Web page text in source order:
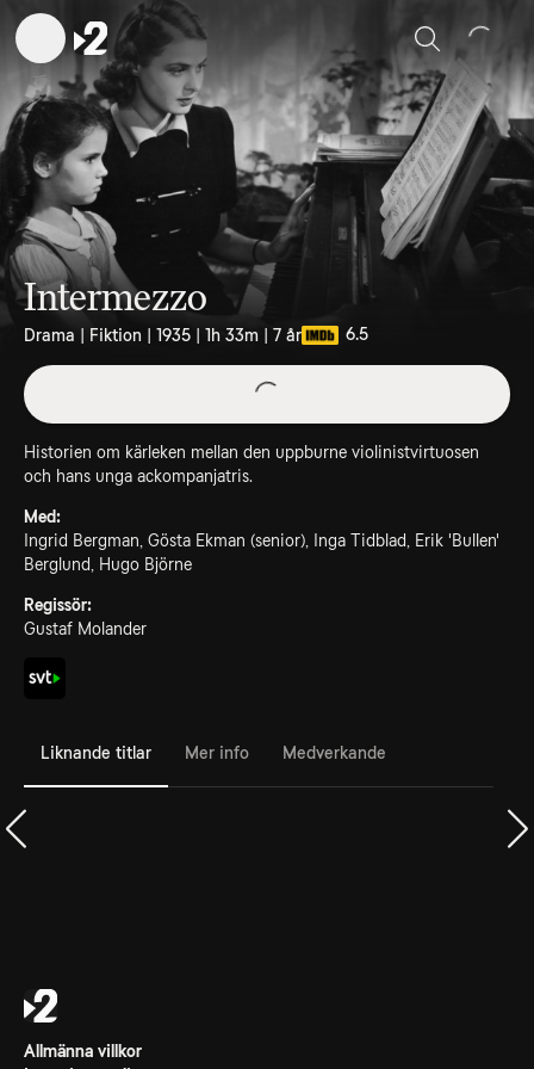
Sök
Intermezzo
Drama | Fiktion | 1935 | 1h 33m | 7 år 6.5
Historien om kärleken mellan den uppburne violinistvirtuosen
och hans unga ackompanjatris.
Med:
Ingrid Bergman, Gösta Ekman (senior), Inga Tidblad, Erik 'Bullen'
Berglund, Hugo Björne
Regissör:
Gustaf Molander
Liknande titlar Mer info Medverkande
Allmänna villkor